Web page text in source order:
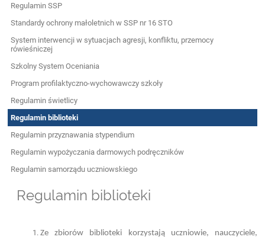
Regulamin SSP
Standardy ochrony małoletnich w SSP nr 16 STO
System interwencji w sytuacjach agresji, konfliktu, przemocy
rówieśniczej
Szkolny System Oceniania
Program profilaktyczno-wychowawczy szkoły
Regulamin świetlicy
Regulamin biblioteki
Regulamin przyznawania stypendium
Regulamin wypożyczania darmowych podręczników
Regulamin samorządu uczniowskiego
Regulamin biblioteki
Ze zbiorów biblioteki korzystają uczniowie, nauczyciele,